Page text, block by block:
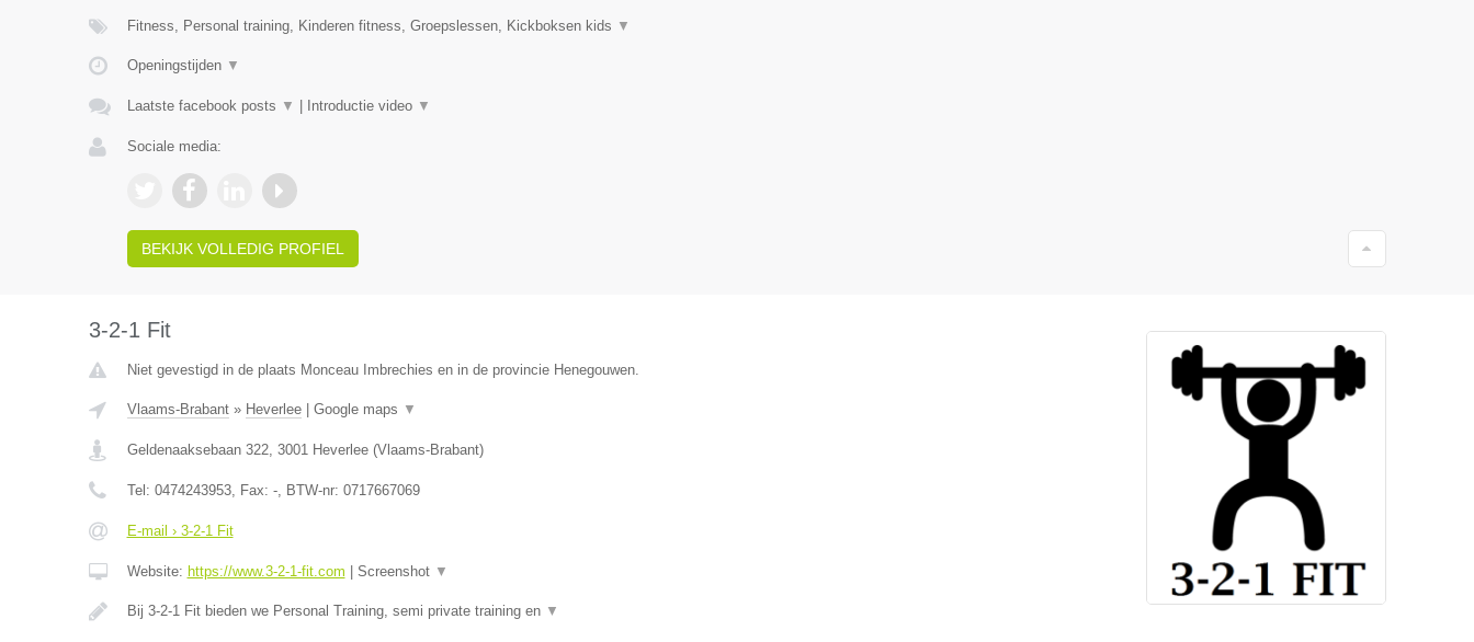
Fitness, Personal training, Kinderen fitness, Groepslessen, Kickboksen kids ▼
Openingstijden ▼
Laatste facebook posts ▼ Introductie video ▼
Sociale media:
BEKIJK VOLLEDIG PROFIEL
3-2-1 Fit
Niet gevestigd in de plaats Monceau Imbrechies en in de provincie Henegouwen.
Vlaams-Brabant» Heverlee| Google maps ▼
Geldenaaksebaan 322, 3001 Heverlee(Vlaams-Brabant)
Tel: 0474243953, Fax: -, BTW-nr: 0717667069
E-mail › 3-2-1 Fit
Website: https://www.3-2-1-fit.com Screenshot ▼
Bij 3-2-1 Fit bieden we Personal Training, semi private training en ▼